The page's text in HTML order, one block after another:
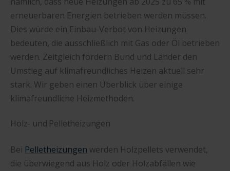
erneuerbaren Energien betrieben werden müssen.
Dies würde ein Einbau-Verbot von Heizungen
bedeuten, die ausschließlich mit Gas oder Öl betrieben
werden. Zeitgleich fördern Bund und Länder den
Umstieg auf klimafreundliches Heizen aktuell sehr
stark. Wir geben einen Überblick über einige
klimafreundliche Heizmethoden.
Holz- und Pelletheizungen
Bei Pelletheizungen werden Holzpellets verwendet,
die überwiegend aus Holz oder Holzabfällen wie